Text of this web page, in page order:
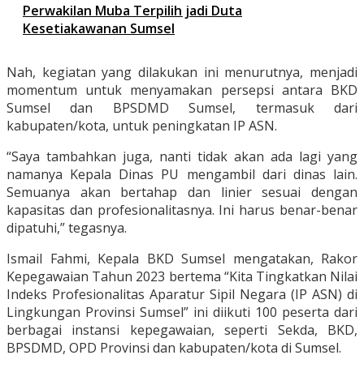
Perwakilan Muba Terpilih jadi Duta
Kesetiakawanan Sumsel
Nah, kegiatan yang dilakukan ini menurutnya, menjadi
momentum untuk menyamakan persepsi antara BKD
Sumsel dan BPSDMD Sumsel, termasuk dari
kabupaten/kota, untuk peningkatan IP ASN.
“Saya tambahkan juga, nanti tidak akan ada lagi yang
namanya Kepala Dinas PU mengambil dari dinas lain.
Semuanya akan bertahap dan linier sesuai dengan
kapasitas dan profesionalitasnya. Ini harus benar-benar
dipatuhi,” tegasnya.
Ismail Fahmi, Kepala BKD Sumsel mengatakan, Rakor
Kepegawaian Tahun 2023 bertema “Kita Tingkatkan Nilai
Indeks Profesionalitas Aparatur Sipil Negara (IP ASN) di
Lingkungan Provinsi Sumsel” ini diikuti 100 peserta dari
berbagai instansi kepegawaian, seperti Sekda, BKD,
BPSDMD, OPD Provinsi dan kabupaten/kota di Sumsel.